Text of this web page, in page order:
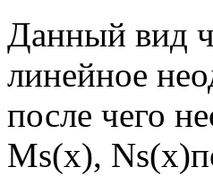
Данный вид
линейное
после чего
Мs(х),